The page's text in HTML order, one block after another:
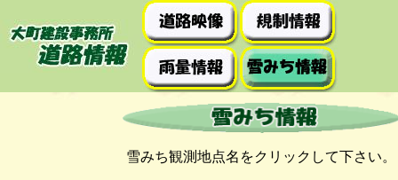
雪みち観測地点名をクリックして下さい。